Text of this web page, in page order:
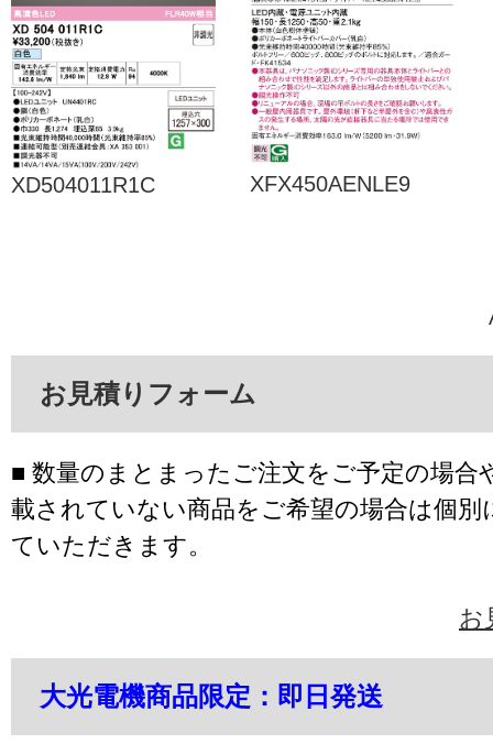
XD504011R1C XFX450AENLE9
お見積りフォーム
■ 数量のまとまったご注文をご予定の場合
載されていない商品をご希望の場合は個別
ていただきます。
お
大光電機商品限定：即日発送